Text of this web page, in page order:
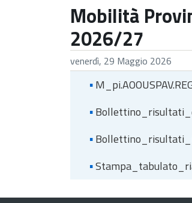
Mobilità
2026/27
venerdì, 29 Maggio 2026
▪
▪
▪
▪